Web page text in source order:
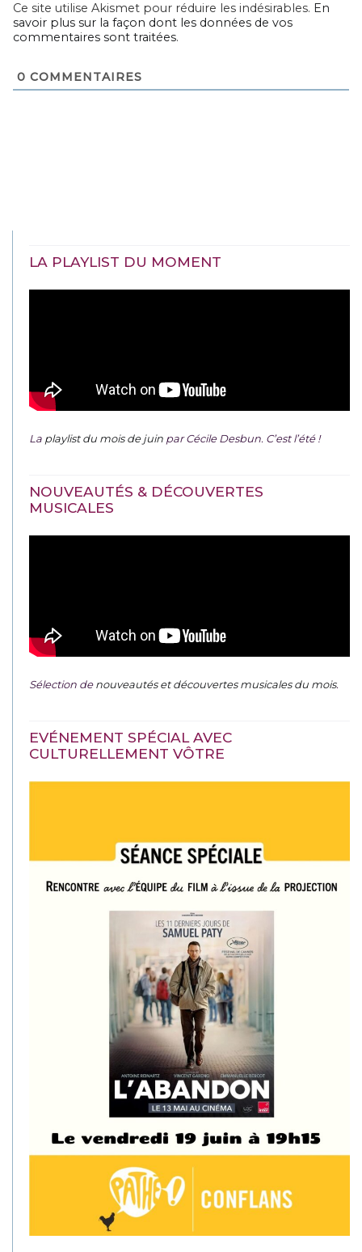
Ce site utilise Akismet pour réduire les indésirables. En
savoir plus sur la façon dont les données de vos
commentaires sont traitées.
0 COMMENTAIRES
LA PLAYLIST DU MOMENT
La playlist du mois de juin par Cécile Desbun. C’est l’été !
NOUVEAUTÉS & DÉCOUVERTES
MUSICALES
Sélection denouveautés et découvertes musicales du mois.
EVÉNEMENT SPÉCIAL AVEC
CULTURELLEMENT VÔTRE